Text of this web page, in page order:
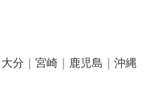
大分 ｜ 宮崎｜ 鹿児島 ｜ 沖縄